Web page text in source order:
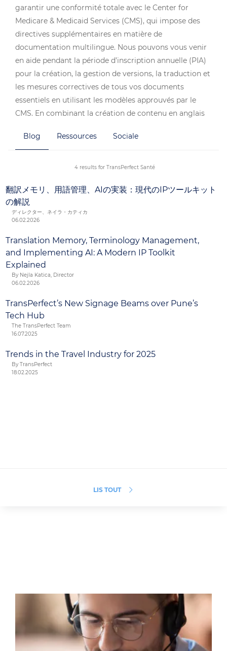
garantir une conformité totale avec le Center for
Medicare & Medicaid Services (CMS), qui impose des
directives supplémentaires en matière de
documentation multilingue. Nous pouvons vous venir
en aide pendant la période d’inscription annuelle (PIA)
pour la création, la gestion de versions, la traduction et
les mesures correctives de tous vos documents
essentiels en utilisant les modèles approuvés par le
CMS. En combinant la création de contenu en anglais
pouvez réduire de 47 % le temps consacré aux mises à
jour de l’ANOC, de l’EOC et du SBC, tout en
garantissant que vous ne manquerez jamais les
Blog Ressources Sociale
4 results for TransPerfect Santé
翻訳メモリ、用語管理、AIの実装：現代のIPツールキット
の解説
ディレクター、ネイラ・カティカ
06.02.2026
Translation Memory, Terminology Management,
and Implementing AI: A Modern IP Toolkit
Explained
By Nejla Katica, Director
06.02.2026
TransPerfect’s New Signage Beams over Pune’s
Tech Hub
The TransPerfect Team
16.07.2025
Trends in the Travel Industry for 2025
By TransPerfect
18.02.2025
LIS TOUT